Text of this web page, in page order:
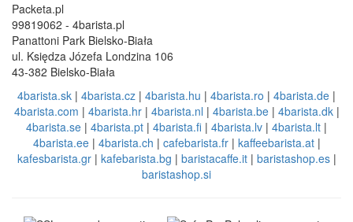
Packeta.pl
99819062 - 4barista.pl
Panattoni Park Bielsko-Biała
ul. Księdza Józefa Londzina 106
43-382 Bielsko-Biała
4barista.sk | 4barista.cz | 4barista.hu | 4barista.ro | 4barista.de |
4barista.com | 4barista.hr| 4barista.nl | 4barista.be| 4barista.dk|
4barista.se | 4barista.pt | 4barista.fi | 4barista.lv | 4barista.lt |
4barista.ee| 4barista.ch | cafebarista.fr| kaffeebarista.at|
kafesbarista.gr| kafebarista.bg | baristacaffe.it| baristashop.es|
baristashop.si